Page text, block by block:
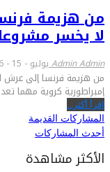
من هزيمة
لا يخسر
Admin Admin يوليو - 15 - 2026
من هزيمة فرنسا إلى عرش
إمبراطورية كروية مهما
اقرأ أكثر...
المشاركات القديمة
أحدث المشاركات
الأكثر مشاهدة